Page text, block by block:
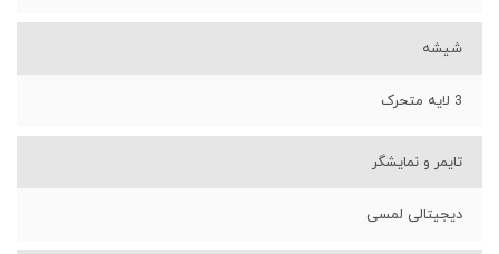
شیشه
3 لایه متحرک
تایمر و نمایشگر
دیجیتالی لمسی